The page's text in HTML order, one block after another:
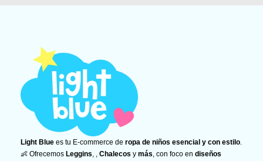
Light Blue es tu E-commerce de ropa de niños esencial y con estilo.
👶 Ofrecemos Leggins, , Chalecos y más, con foco en diseños